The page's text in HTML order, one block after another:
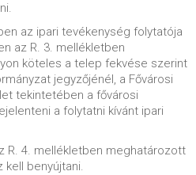
az ipari tevékenység folytatója
az R. 3. mellékletben
köteles a telep fekvése szerint
jegyzőjénél, a Fővárosi
tekintetében a fővárosi
a folytatni kívánt ipari
R. 4. mellékletben meghatározott
benyújtani.